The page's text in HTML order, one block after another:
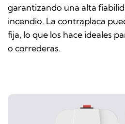
garantizando una alta
incendio. La contraplaca
fija, lo que los hace ideales
o correderas.